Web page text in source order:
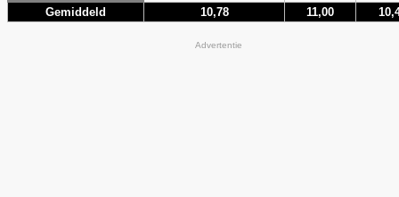
Gemiddeld 10,78 11,00
Advertentie